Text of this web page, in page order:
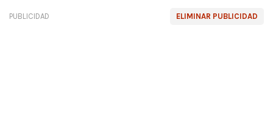
ELIMINAR PUBLICIDAD
PUBLICIDAD